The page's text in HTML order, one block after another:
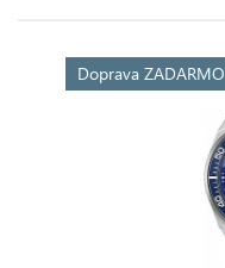
Doprava ZADARMO